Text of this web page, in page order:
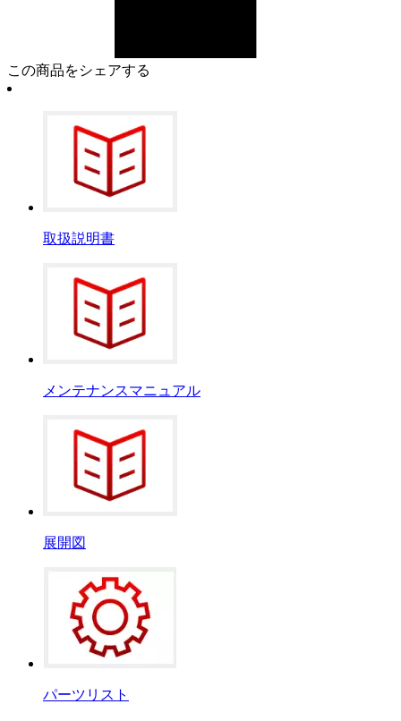
この商品をシェアする
取扱説明書
メンテナンスマニュアル
展開図
パーツリスト